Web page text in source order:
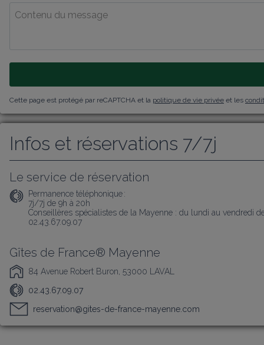
Cette page est protégé par reCAPTCHA et la politique de vie privée et les
Infos et réservations 7/7j
Le service de réservation
Permanence téléphonique :
7j/7j de 9h à 20h
Conseillères spécialistes de la Mayenne : du lundi au vendredi
02.43.67.09.07
Gîtes de France® Mayenne
84 Avenue Robert Buron, 53000 LAVAL
02.43.67.09.07
reservation@gites-de-france-mayenne.com